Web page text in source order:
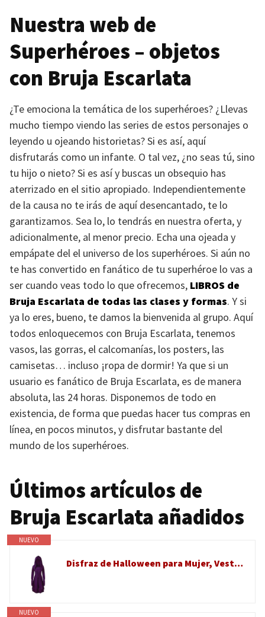
Nuestra web de
Superhéroes – objetos
con Bruja Escarlata
¿Te emociona la temática de los superhéroes? ¿Llevas
mucho tiempo viendo las series de estos personajes o
leyendo u ojeando historietas? Si es así, aquí
disfrutarás como un infante. O tal vez, ¿no seas tú, sino
tu hijo o nieto? Si es así y buscas un obsequio has
aterrizado en el sitio apropiado. Independientemente
de la causa no te irás de aquí desencantado, te lo
garantizamos. Sea lo, lo tendrás en nuestra oferta, y
adicionalmente, al menor precio. Echa una ojeada y
empápate del el universo de los superhéroes. Si aún no
te has convertido en fanático de tu superhéroe lo vas a
ser cuando veas todo lo que ofrecemos, LIBROS de
Bruja Escarlata de todas las clases y formas. Y si
ya lo eres, bueno, te damos la bienvenida al grupo. Aquí
todos enloquecemos con Bruja Escarlata, tenemos
vasos, las gorras, el calcomanías, los posters, las
camisetas… incluso ¡ropa de dormir! Ya que si un
usuario es fanático de Bruja Escarlata, es de manera
absoluta, las 24 horas. Disponemos de todo en
existencia, de forma que puedas hacer tus compras en
línea, en pocos minutos, y disfrutar bastante del
mundo de los superhéroes.
Últimos artículos de
Bruja Escarlata añadidos
NUEVO
Disfraz de Halloween para Mujer, Vestido con Capucha y Cuello Alto, Color Morado, Talla XX-Large
NUEVO